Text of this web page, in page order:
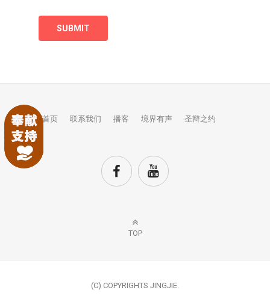
首页 联系我们 播客 境界有声 圣辩之约
TOP
(C) COPYRIGHTS JINGJIE.